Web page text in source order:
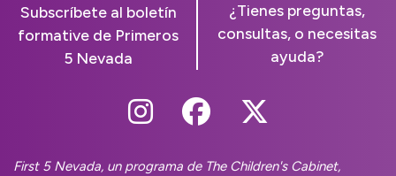
Subscríbete al boletín
formative de Primeros
5 Nevada
¿Tienes preguntas,
consultas, o necesitas
ayuda?
Follow Us On
Follow Us On
Follow Us
First 5 Nevada, un programa de The Children's Cabinet,